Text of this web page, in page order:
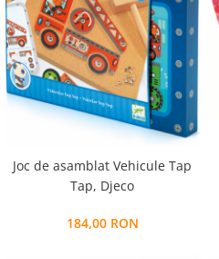
Joc de asamblat Vehicule Tap
Tap, Djeco
184,00 RON